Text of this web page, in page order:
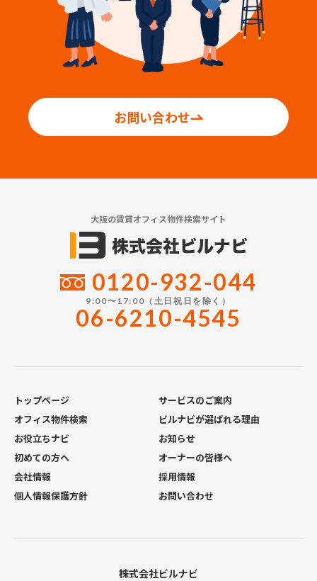
お問い合わせ
大阪の賃貸オフィス物件検索サイト
0120-932-044
9:00〜17:00（土日祝日を除く）
06-6210-4545
トップページ
サービスのご案内
オフィス物件検索
ビルナビが選ばれる理由
お役立ちナビ
お知らせ
初めての方へ
オーナーの皆様へ
会社情報
採用情報
個人情報保護方針
お問い合わせ
株式会社ビルナビ